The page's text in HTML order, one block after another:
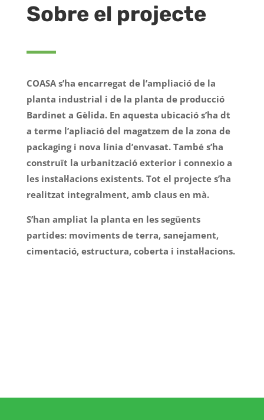
Sobre el projecte
COASA s’ha encarregat de l’ampliació de la
planta industrial i de la planta de producció
Bardinet a Gèlida. En aquesta ubicació s’ha dt
a terme l’apliació del magatzem de la zona de
packaging i nova línia d’envasat. També s’ha
construït la urbanització exterior i connexio a
les instal·lacions existents. Tot el projecte s’ha
realitzat integralment, amb claus en mà.
S’han ampliat la planta en les següents
partides: moviments de terra, sanejament,
cimentació, estructura, coberta i instal·lacions.